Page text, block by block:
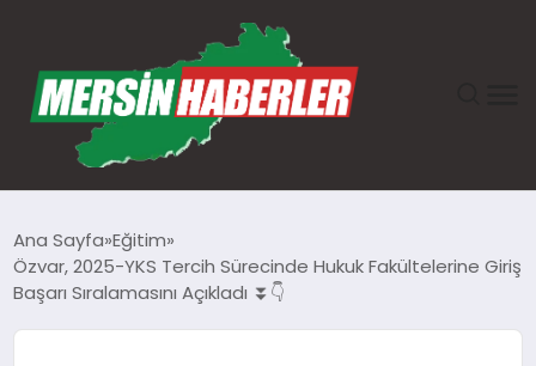
GÜNDEM
Ana Sayfa Eğitim
Özvar, 2025-YKS Tercih Sürecinde Hukuk Fakültelerine Giriş
Başarı Sıralamasını Açıkladı ⏬👇